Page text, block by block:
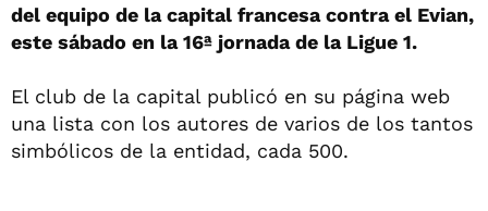
del equipo de la capital francesa contra el Evian,
este sábado en la 16ª jornada de la Ligue 1.
El club de la capital publicó en su página web
una lista con los autores de varios de los tantos
simbólicos de la entidad, cada 500.